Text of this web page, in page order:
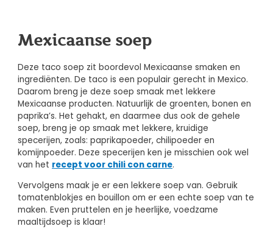
Mexicaanse soep
Deze taco soep zit boordevol Mexicaanse smaken en
ingrediënten. De taco is een populair gerecht in Mexico.
Daarom breng je deze soep smaak met lekkere
Mexicaanse producten. Natuurlijk de groenten, bonen en
paprika’s. Het gehakt, en daarmee dus ook de gehele
soep, breng je op smaak met lekkere, kruidige
specerijen, zoals: paprikapoeder, chilipoeder en
komijnpoeder. Deze specerijen ken je misschien ook wel
van het recept voor chili con carne.
Vervolgens maak je er een lekkere soep van. Gebruik
tomatenblokjes en bouillon om er een echte soep van te
maken. Even pruttelen en je heerlijke, voedzame
maaltijdsoep is klaar!